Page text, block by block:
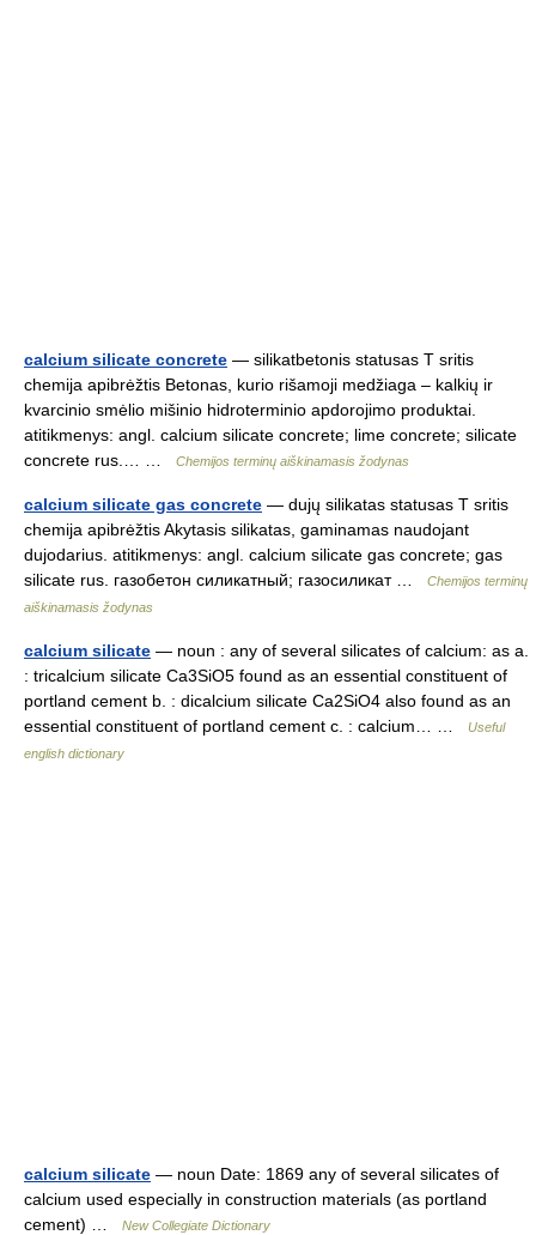
calcium silicate concrete — silikatbetonis statusas T sritis
chemija apibrėžtis Betonas, kurio rišamoji medžiaga – kalkių ir
kvarcinio smėlio mišinio hidroterminio apdorojimo produktai.
atitikmenys: angl. calcium silicate concrete; lime concrete; silicate
concrete rus.… …
Chemijos terminų aiškinamasis žodynas
calcium silicate gas concrete — dujų silikatas statusas T sritis
chemija apibrėžtis Akytasis silikatas, gaminamas naudojant
dujodarius. atitikmenys: angl. calcium silicate gas concrete; gas
silicate rus. газобетон силикатный; газосиликат …
Chemijos terminų
aiškinamasis žodynas
calcium silicate — noun : any of several silicates of calcium: as a.
: tricalcium silicate Ca3SiO5 found as an essential constituent of
portland cement b. : dicalcium silicate Ca2SiO4 also found as an
essential constituent of portland cement c. : calcium… …
Useful
english dictionary
calcium silicate — noun Date: 1869 any of several silicates of
calcium used especially in construction materials (as portland
cement) …
New Collegiate Dictionary